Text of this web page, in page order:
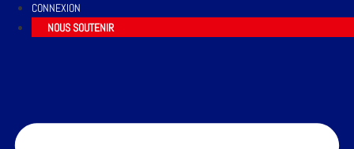
CONNEXION
NOUS SOUTENIR